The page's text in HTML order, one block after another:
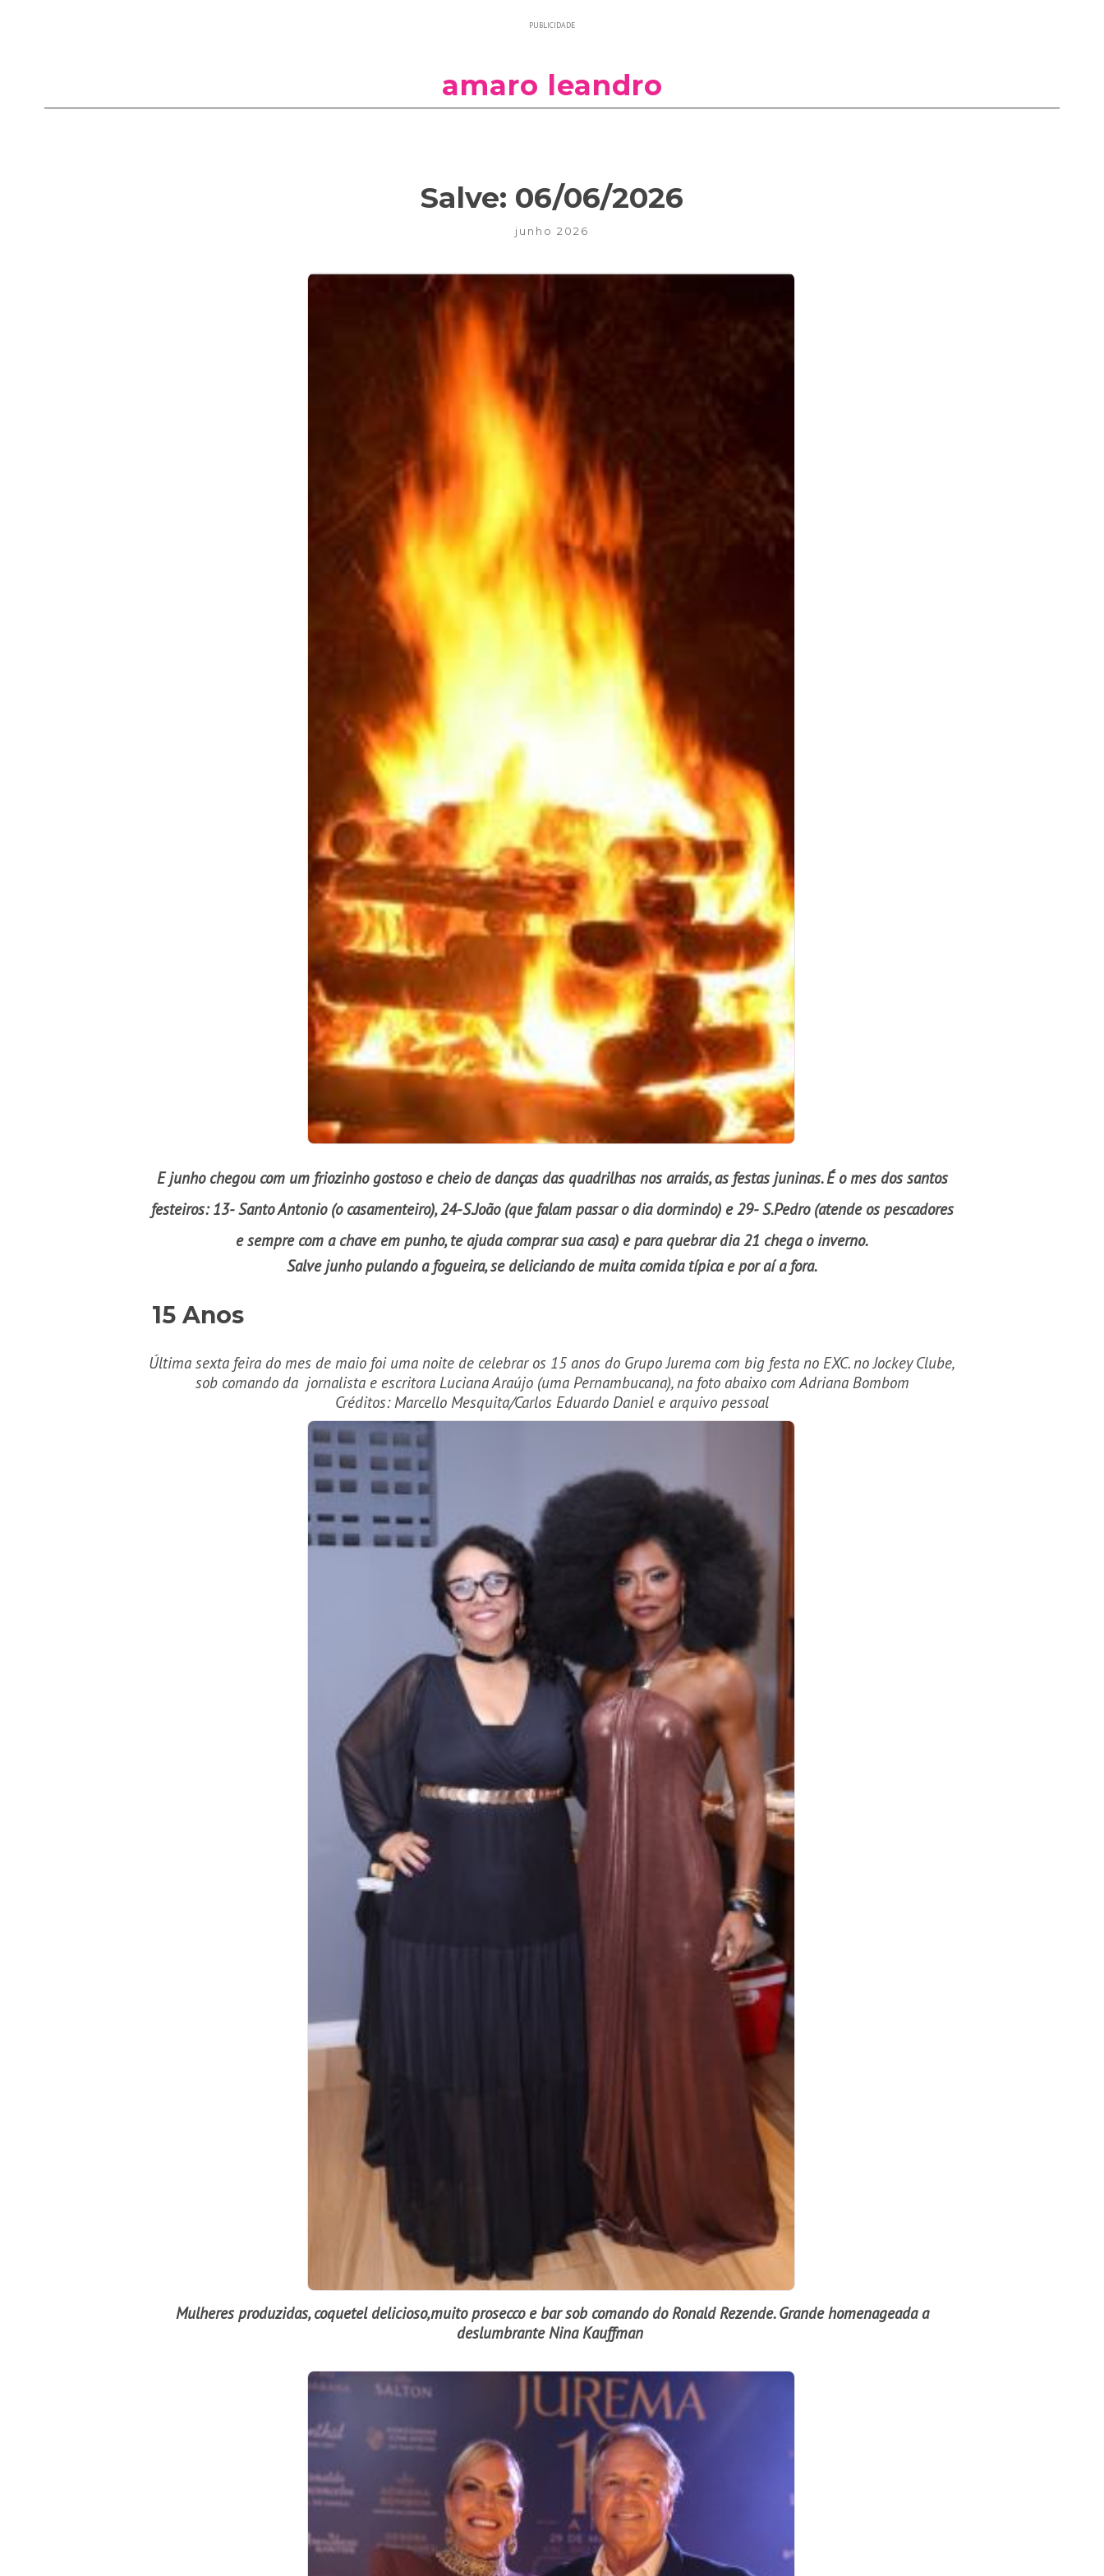
PUBLICIDADE
amaro leandro
Salve: 06/06/2026
junho 2026
E junho chegou com um friozinho gostoso e cheio de danças das quadrilhas nos arraiás, as festas juninas. É o mes dos santos
festeiros: 13- Santo Antonio (o casamenteiro), 24-S.João (que falam passar o dia dormindo) e 29- S.Pedro (atende os pescadores
e sempre com a chave em punho, te ajuda comprar sua casa) e para quebrar dia 21 chega o inverno.
Salve junho pulando a fogueira, se deliciando de muita comida típica e por aí a fora.
15 Anos
Última sexta feira do mes de maio foi uma noite de celebrar os 15 anos do Grupo Jurema com big festa no EXC. no Jockey Clube,
sob comando da jornalista e escritora Luciana Araújo (uma Pernambucana), na foto abaixo com Adriana Bombom
Créditos: Marcello Mesquita/Carlos Eduardo Daniel e arquivo pessoal
Mulheres produzidas, coquetel delicioso,muito prosecco e bar sob comando do Ronald Rezende.Grande homenageada a
deslumbrante Nina Kauffman